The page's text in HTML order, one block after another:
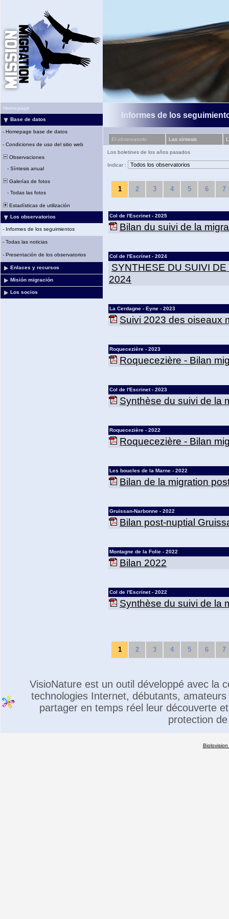
Homepage
Base de datos
- Homepage base de datos
- Condiciones de uso del sitio web
Observaciones
- Síntesis anual
Galerías de fotos
- Todas las fotos
Estadísticas de utilización
Los observatorios
- Informes de los seguimientos
- Todas las noticias
- Presentación de los observatorios
Enlaces y recursos
Misión migración
Los socios
Informes de los
El observatorio Las síntesis
Los boletines de los años pasados
Indicar :
1 2 3 4 5 6 7
Col de l'Escrinet - 2025
Bilan du suivi de la
Col de l'Escrinet - 2024
SYNTHESE DU SUIVI
2024
La Cerdagne - Eyne - 2023
Suivi 2023 des oiseaux
Roquecezière - 2023
Roquecezière - Bilan
Col de l'Escrinet - 2023
Synthèse du suivi de la
Roquecezière - 2022
Roquecezière - Bilan
Les boucles de la Marne - 2022
Bilan de la migration
Gruissan-Narbonne - 2022
Bilan post-nuptial
Montagne de la Folie - 2022
Bilan 2022
Col de l'Escrinet - 2022
Synthèse du suivi de la
1 2 3 4 5 6 7
VisioNature est un outil développé avec la
technologies Internet, débutants,
partager en temps réel leur découverte
protection
Biolovision